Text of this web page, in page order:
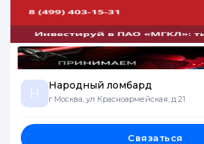
Н
Народный ломбард
г Москва, ул Красноармейская, д 21
Связаться